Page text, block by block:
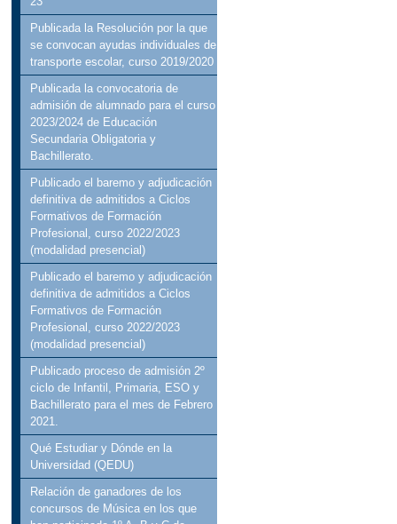
Publicada la Resolución por la que
se convocan ayudas individuales de
transporte escolar, curso 2019/2020
Publicada la convocatoria de
admisión de alumnado para el curso
2023/2024 de Educación
Secundaria Obligatoria y
Bachillerato.
Publicado el baremo y adjudicación
definitiva de admitidos a Ciclos
Formativos de Formación
Profesional, curso 2022/2023
(modalidad presencial)
Publicado el baremo y adjudicación
definitiva de admitidos a Ciclos
Formativos de Formación
Profesional, curso 2022/2023
(modalidad presencial)
Publicado proceso de admisión 2º
ciclo de Infantil, Primaria, ESO y
Bachillerato para el mes de Febrero
2021.
Qué Estudiar y Dónde en la
Universidad (QEDU)
Relación de ganadores de los
concursos de Música en los que